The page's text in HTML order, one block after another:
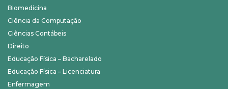
Biomedicina
Ciência da Computação
Ciências Contábeis
Direito
Educação Física – Bacharelado
Educação Física – Licenciatura
Enfermagem